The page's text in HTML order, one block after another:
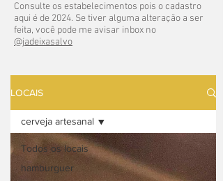
Consulte os estabelecimentos pois o cadastro
aqui é de 2024. Se tiver alguma alteração a ser
feita, você pode me avisar inbox no
@jadeixasalvo
LOCAIS
Todos os locais
hamburguer
cerveja artesanal